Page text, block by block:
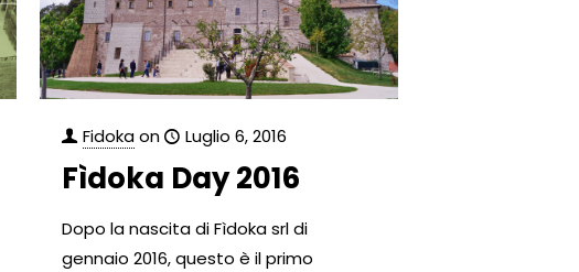
Fidokaon Luglio 6, 2016
Fìdoka Day 2016
Dopo la nascita di Fìdoka srl di
gennaio 2016, questo è il primo